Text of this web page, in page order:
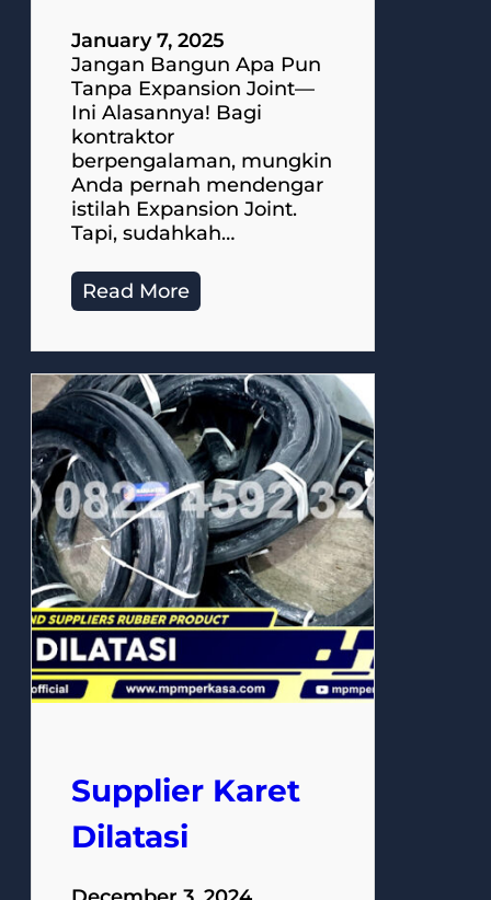
January 7, 2025
Jangan Bangun Apa Pun
Tanpa Expansion Joint—
Ini Alasannya! Bagi
kontraktor
berpengalaman, mungkin
Anda pernah mendengar
istilah Expansion Joint.
Tapi, sudahkah…
Read More
Supplier Karet
Dilatasi